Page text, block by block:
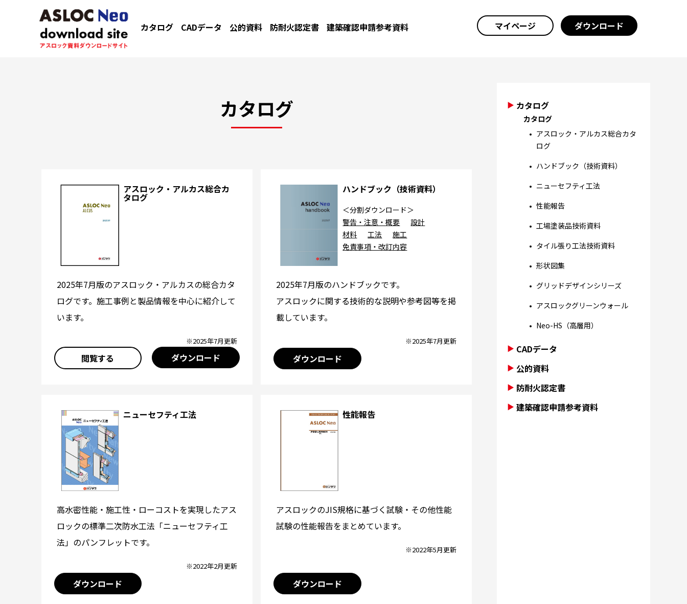
カタログ CADデータ 公的資料 防耐火認定書 建築確認申請参考資料 マイページ ダウンロード
カタログ
アスロック・アルカス総合カ
タログ
2025年7月版のアスロック・アルカスの総合カタ
ログです。施工事例と製品情報を中心に紹介して
います。
※2025年7月更新
閲覧する ダウンロード
ハンドブック（技術資料）
＜分割ダウンロード＞
警告・注意・概要
設計
材料
工法
施工
免責事項・改訂内容
2025年7月版のハンドブックです。
アスロックに関する技術的な説明や参考図等を掲
載しています。
※2025年7月更新
ダウンロード
ニューセフティ工法
高水密性能・施工性・ローコストを実現したアス
ロックの標準二次防水工法「ニューセフティ工
法」のパンフレットです。
※2022年2月更新
ダウンロード
性能報告
アスロックのJIS規格に基づく試験・その他性能
試験の性能報告をまとめています。
※2022年5月更新
ダウンロード
カタログ
カタログ
アスロック・アルカス総合カタ
ログ
ハンドブック（技術資料）
ニューセフティ工法
性能報告
工場塗装品技術資料
タイル張り工法技術資料
形状図集
グリッドデザインシリーズ
アスロックグリーンウォール
Neo-HS（高層用）
CADデータ
公的資料
防耐火認定書
建築確認申請参考資料